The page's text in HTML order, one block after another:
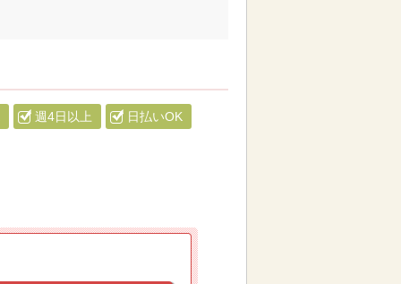
週4日以上 日払いOK